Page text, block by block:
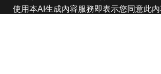
使用本AI生成內容服務即表示您同意此